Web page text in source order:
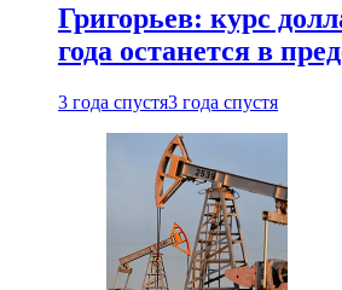
Григорьев: курс
года останется в
3 года спустя3 года спустя